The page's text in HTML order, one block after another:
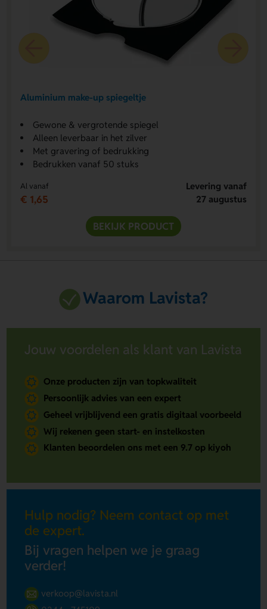
Aluminium make-up spiegeltje
Gewone & vergrotende spiegel
Alleen leverbaar in het zilver
Met gravering of bedrukking
Bedrukken vanaf 50 stuks
Al vanaf
€ 1,65
Levering vanaf
27 augustus
BEKIJK PRODUCT
Waarom Lavista?
Jouw voordelen als klant van Lavista
Onze producten zijn van topkwaliteit
Persoonlijk advies van een expert
Geheel vrijblijvend een gratis digitaal voorbeeld
Wij rekenen geen start- en instelkosten
Klanten beoordelen ons met een 9.7 op kiyoh
Hulp nodig? Neem contact op met
de expert.
Bij vragen helpen we je graag
verder!
verkoop@lavista.nl